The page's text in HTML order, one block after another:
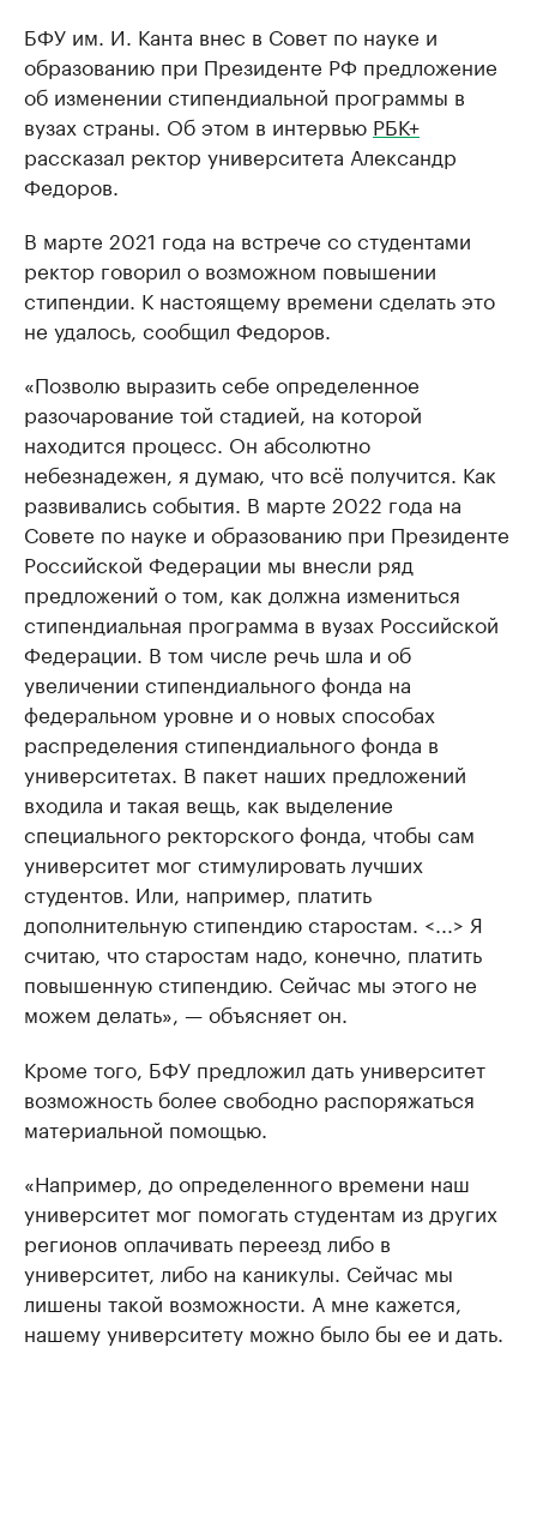
БФУ им. И. Канта внес в Совет по науке и
образованию при Президенте РФ предложение
об изменении стипендиальной программы в
вузах страны. Об этом в интервью РБК+
рассказал ректор университета Александр
Федоров.
В марте 2021 года на встрече со студентами
ректор говорил о возможном повышении
стипендии. К настоящему времени сделать это
не удалось, сообщил Федоров.
«Позволю выразить себе определенное
разочарование той стадией, на которой
находится процесс. Он абсолютно
небезнадежен, я думаю, что всё получится. Как
развивались события. В марте 2022 года на
Совете по науке и образованию при Президенте
Российской Федерации мы внесли ряд
предложений о том, как должна измениться
стипендиальная программа в вузах Российской
Федерации. В том числе речь шла и об
увеличении стипендиального фонда на
федеральном уровне и о новых способах
распределения стипендиального фонда в
университетах. В пакет наших предложений
входила и такая вещь, как выделение
специального ректорского фонда, чтобы сам
университет мог стимулировать лучших
студентов. Или, например, платить
дополнительную стипендию старостам. <...> Я
считаю, что старостам надо, конечно, платить
повышенную стипендию. Сейчас мы этого не
можем делать», — объясняет он.
Кроме того, БФУ предложил дать университет
возможность более свободно распоряжаться
материальной помощью.
«Например, до определенного времени наш
университет мог помогать студентам из других
регионов оплачивать переезд либо в
университет, либо на каникулы. Сейчас мы
лишены такой возможности. А мне кажется,
нашему университету можно было бы ее и дать.